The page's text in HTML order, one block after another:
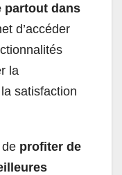
partout dans
d’accéder
la
satisfaction
profiter de